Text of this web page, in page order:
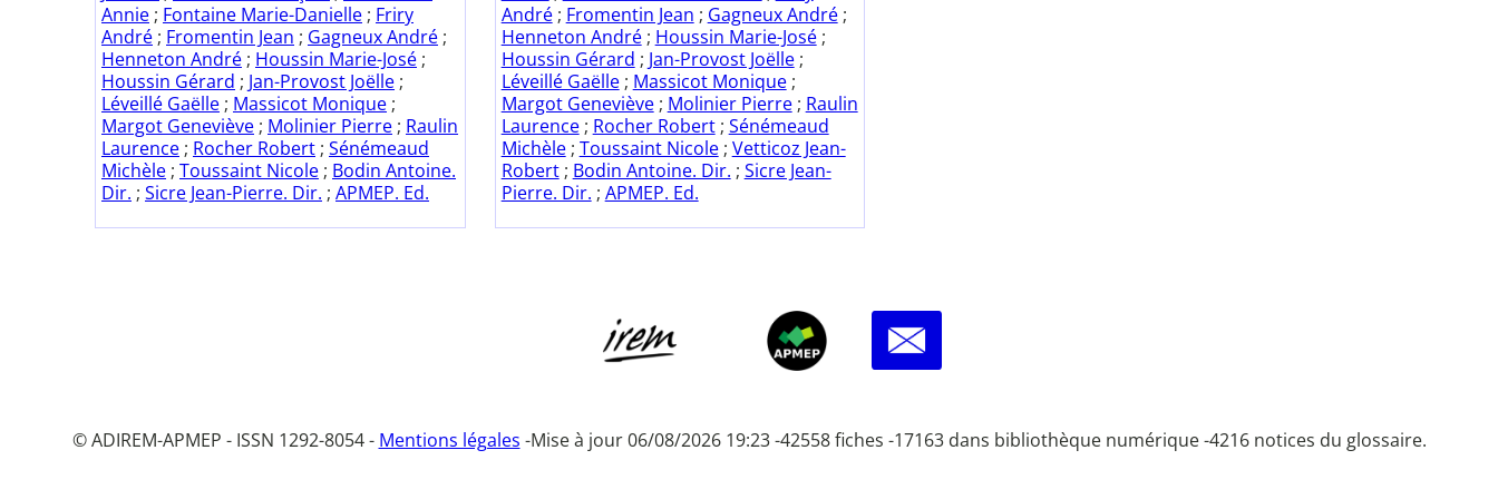
Annie ; Fontaine Marie-Danielle ; Friry
André ; Fromentin Jean ; Gagneux André ;
Henneton André ; Houssin Marie-José ;
Houssin Gérard ; Jan-Provost Joëlle ;
Léveillé Gaëlle ; Massicot Monique ;
Margot Geneviève ; Molinier Pierre ; Raulin
Laurence ; Rocher Robert ; Sénémeaud
Michèle ; Toussaint Nicole ; Bodin Antoine.
Dir. ; Sicre Jean-Pierre. Dir. ; APMEP. Ed.
André; Fromentin Jean ; Gagneux André;
Henneton André; Houssin Marie-José;
Houssin Gérard ; Jan-Provost Joëlle;
Léveillé Gaëlle; Massicot Monique;
Margot Geneviève; Molinier Pierre; Raulin
Laurence; Rocher Robert; Sénémeaud
Michèle; Toussaint Nicole; Vetticoz Jean-
Robert; Bodin Antoine. Dir. ; Sicre Jean-
Pierre. Dir. ; APMEP. Ed.
© ADIREM-APMEP - ISSN 1292-8054 - Mentions légales -Mise à jour 06/08/2026 19:23 -42558 fiches -17163 dans bibliothèque numérique -4216 notices du glossaire.